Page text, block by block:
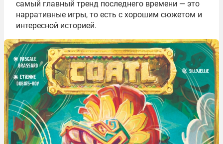
самый главный тренд последнего времени — это
нарративные игры, то есть с хорошим сюжетом и
интересной историей.